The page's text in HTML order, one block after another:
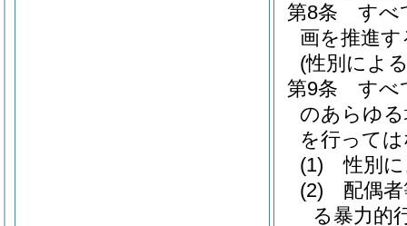
第8条
すべ
画を推進
(性別によ
第9条
すべ
のあらゆ
を行って
(1)
性別
(2)
配偶
る暴力的